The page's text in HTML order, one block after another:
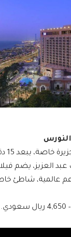
عبد العزيز، يضم
عالمية، شاطئ